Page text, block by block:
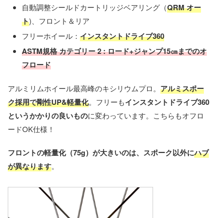
自動調整シールドカートリッジベアリング（QRM オー
ト)、フロント＆リア
フリーホイール： インスタントドライブ360
ASTM規格 カテゴリー 2 : ロード+ジャンプ15㎝までのオ
フロード
アルミリムホイール最高峰のキシリウムプロ。 アルミスポー
ク採用で剛性UP&軽量化。フリーもインスタントドライブ360
というかかりの良いものに変わっています。こちらもオフロ
ードOK仕様！
フロントの軽量化（75g）が大きいのは、スポーク以外にハブ
が異なります。